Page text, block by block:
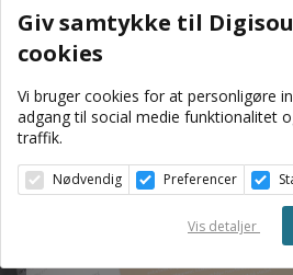
Giv samtykke til
cookies
Vi bruger cookies for at personligøre
adgang til social medie funktionalitet
traffik.
Nødvendig Preferencer
Vis detaljer